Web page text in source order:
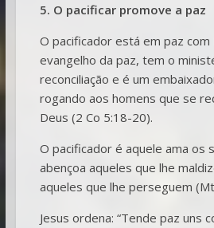
5. O pacificar promove a paz
O pacificador está em paz com
evangelho da paz, tem o
reconciliação e é um
rogando aos homens que se
Deus (2 Co 5:18-20).
O pacificador é aquele ama os
abençoa aqueles que lhe
aqueles que lhe perseguem
Jesus ordena: “Tende paz uns